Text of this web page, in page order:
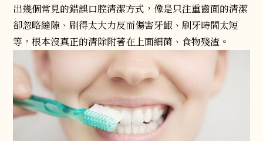
出幾個常見的錯誤口腔清潔方式，像是只注重齒面的清潔
卻忽略縫隙、刷得太大力反而傷害牙齦、刷牙時間太短
等，根本沒真正的清除附著在上面細菌、食物殘渣。